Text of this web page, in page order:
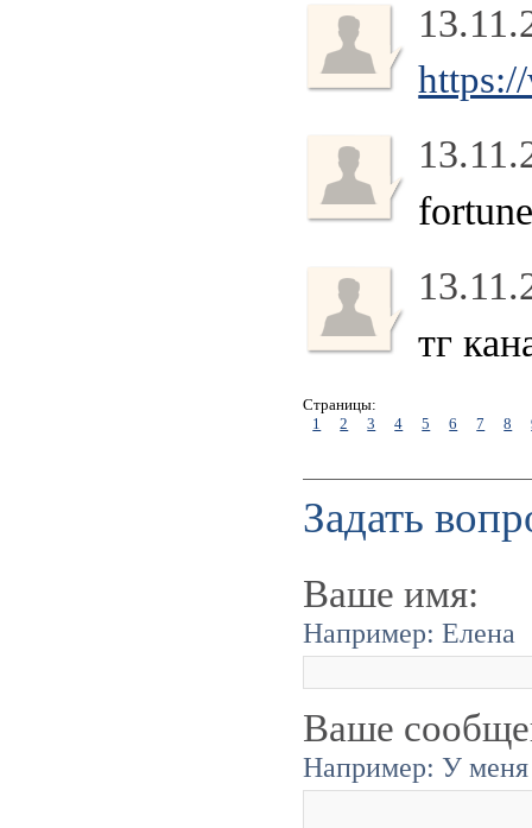
тг
Страницы:
1
2 3 4 5 6 7 8
Задать
Ваше имя:
Например: Елена
Ваше
Например: У меня